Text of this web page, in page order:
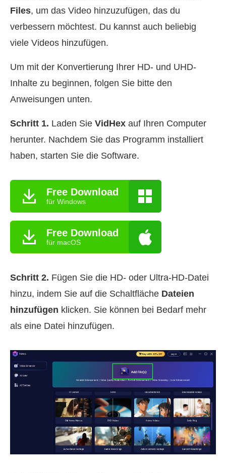
Files, um das Video hinzuzufügen, das du
verbessern möchtest. Du kannst auch beliebig
viele Videos hinzufügen.
Um mit der Konvertierung Ihrer HD- und UHD-
Inhalte zu beginnen, folgen Sie bitte den
Anweisungen unten.
Schritt 1. Laden Sie VidHex auf Ihren Computer
herunter. Nachdem Sie das Programm installiert
haben, starten Sie die Software.
Free Download
für Windows
Free Download
für macOS
Schritt 2. Fügen Sie die HD- oder Ultra-HD-Datei
hinzu, indem Sie auf die Schaltfläche Dateien
hinzufügen klicken. Sie können bei Bedarf mehr
als eine Datei hinzufügen.